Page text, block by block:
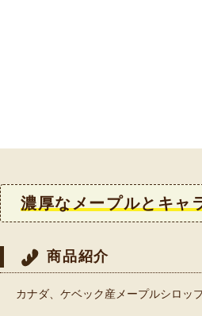
濃厚なメープルとキャ
商品紹介
カナダ、ケベック産メープルシロッ